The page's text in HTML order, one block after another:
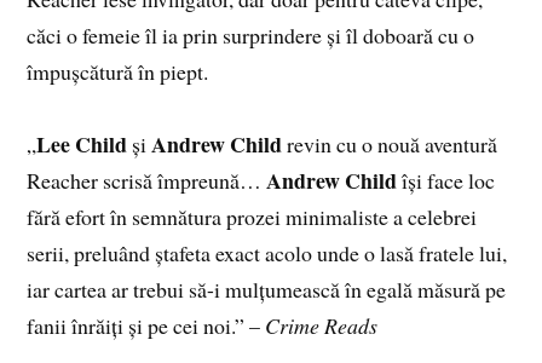
căci o femeie îl ia prin surprindere și îl doboară cu o
împușcătură în piept.
„Lee Child șiAndrew Childrevin cu o nouă aventură
Reacher scrisă împreună…Andrew Childîși face loc
fără efort în semnătura prozei minimaliste a celebrei
serii, preluând ștafeta exact acolo unde o lasă fratele lui,
iar cartea ar trebui să-i mulțumească în egală măsură pe
fanii înrăiți și pe cei noi.” – Crime Reads